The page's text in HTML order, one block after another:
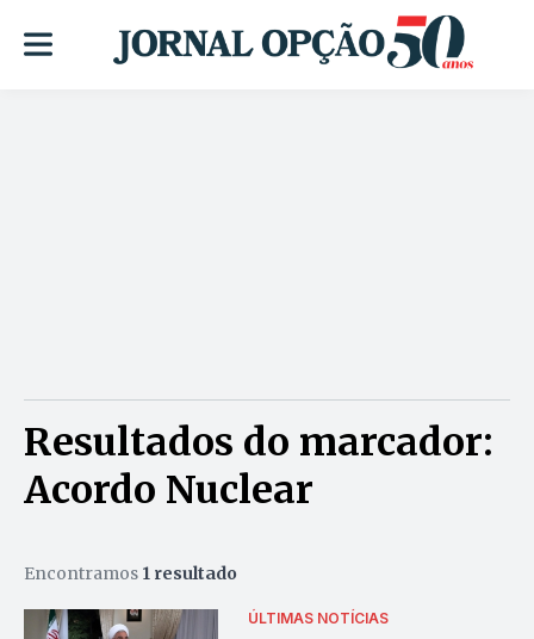
Resultados do marcador:
Acordo Nuclear
Encontramos 1 resultado
ÚLTIMAS NOTÍCIAS